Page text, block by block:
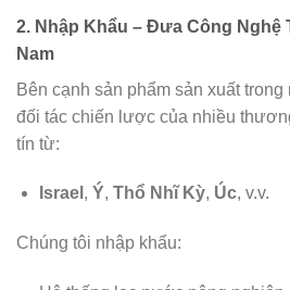
2. Nhập Khẩu – Đưa Công Nghệ
Nam
Bên cạnh sản phẩm sản xuất
đối tác chiến lược của nhiều
tín từ:
Israel , Ý, Thổ Nhĩ Kỳ, Úc, v.v.
Chúng tôi nhập khẩu: